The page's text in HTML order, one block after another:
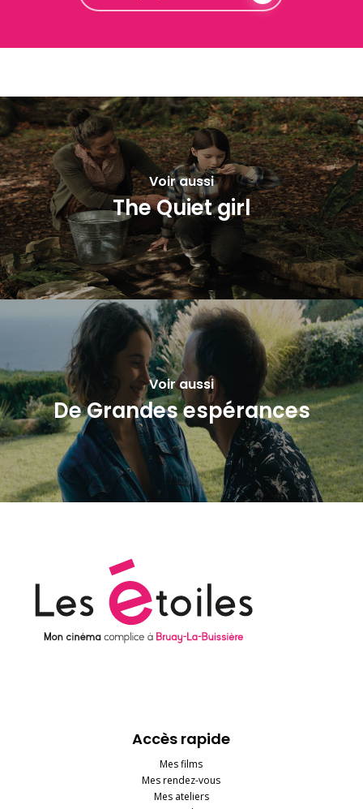
Voir aussi
The Quiet girl
Voir aussi
De Grandes espérances
Accès rapide
Mes films
Mes rendez-vous
Mes ateliers